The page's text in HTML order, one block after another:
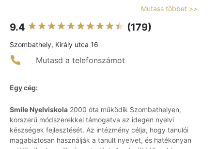
Mutass többet >>
9.4 (179)
Szombathely, Király utca 16
Mutasd a telefonszámot
Egy cég:
Smile Nyelviskola 2000 óta működik Szombathelyen,
korszerű módszerekkel támogatva az idegen nyelvi
készségek fejlesztését. Az intézmény célja, hogy tanulói
magabiztosan használják a tanult nyelvet, és hatékonyan